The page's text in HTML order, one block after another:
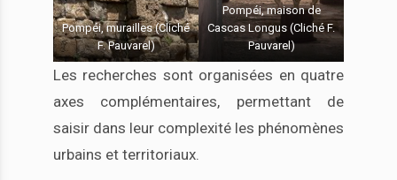
Pompéi, murailles (Cliché
F. Pauvarel)
Pompéi, maison de
Cascas Longus (Cliché F.
Pauvarel)
Les recherches sont organisées en quatre
axes complémentaires, permettant de
saisir dans leur complexité les phénomènes
urbains et territoriaux.